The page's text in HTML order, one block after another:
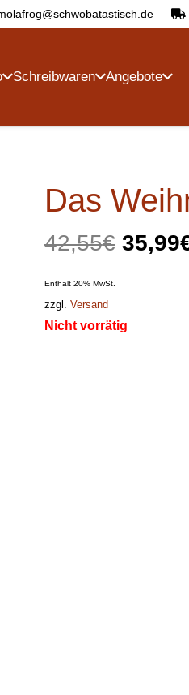
Schreibwaren Angebote
Das
42,55€ 35,99
Enthält 20% MwSt.
zzgl. Versand
Nicht vorrätig